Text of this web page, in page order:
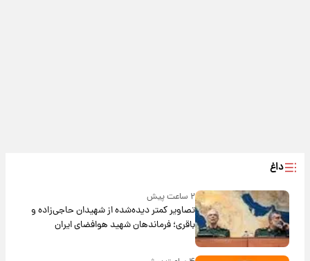
داغ
۲ ساعت پیش
تصاویر کمتر دیده‌شده از شهیدان حاجی‌زاده و
باقری؛ فرماندهان شهید هوافضای ایران